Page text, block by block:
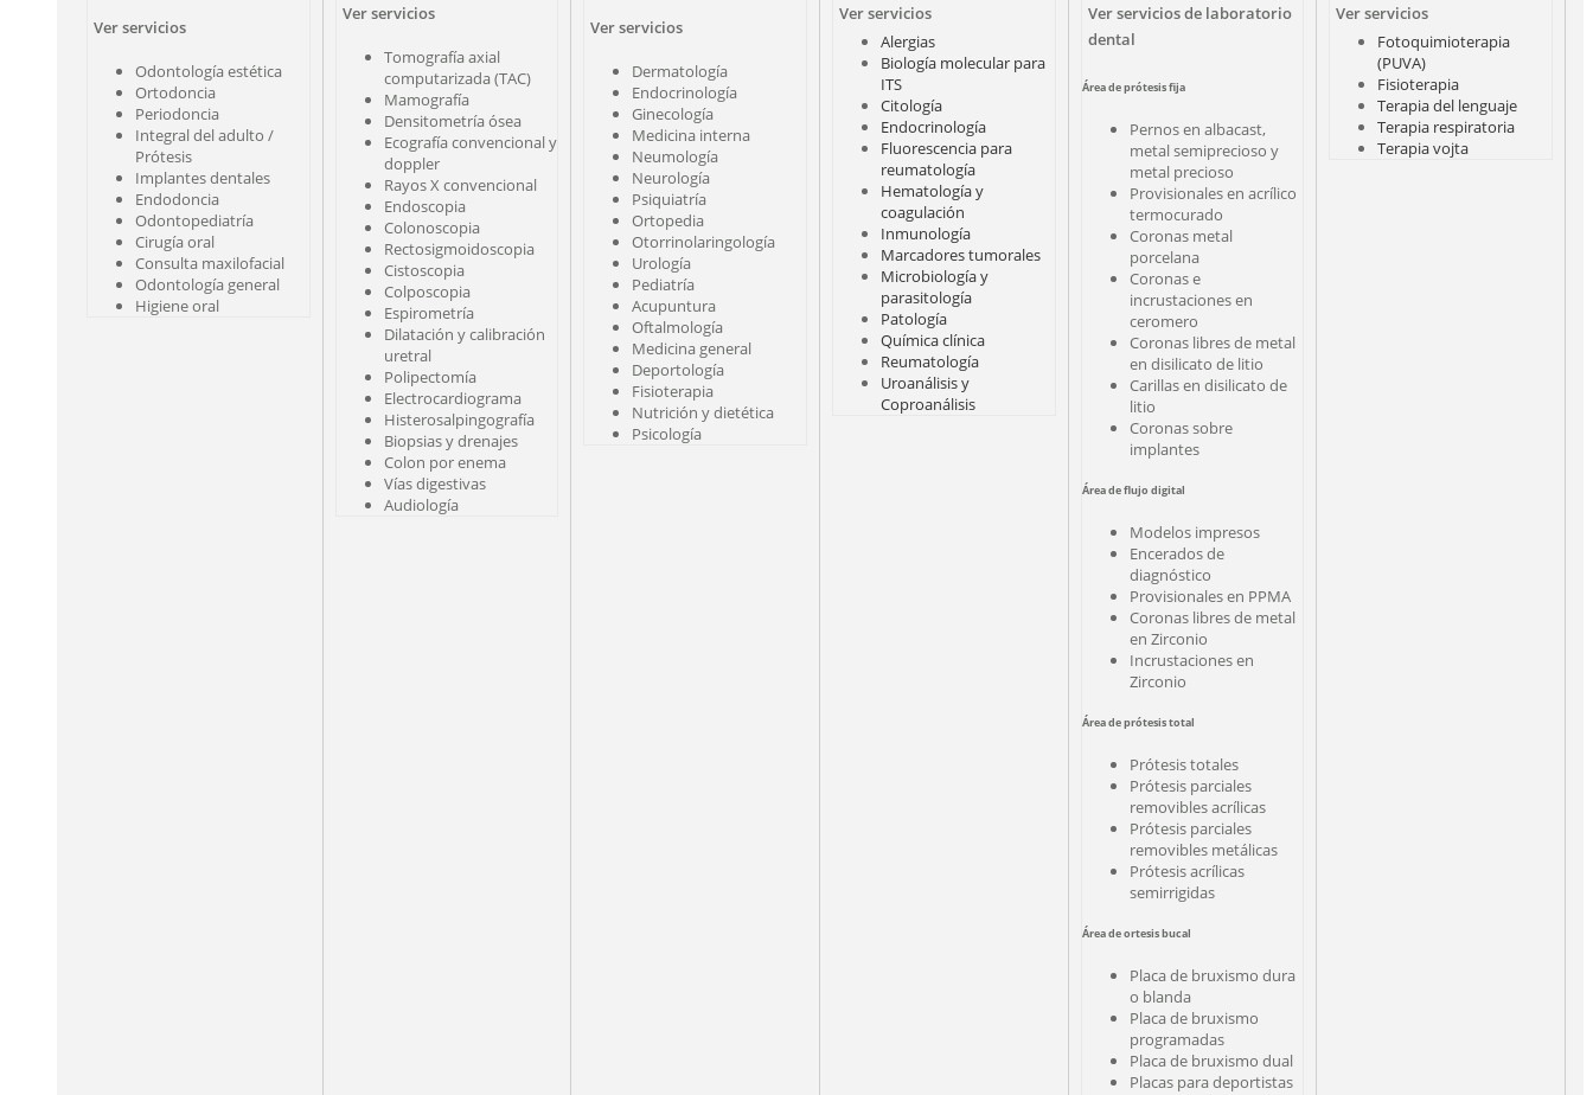
Ver servicios
Odontología estética
Ortodoncia
Periodoncia
Integral del adulto /
Prótesis
Implantes dentales
Endodoncia
Odontopediatría
Cirugía oral
Consulta maxilofacial
Odontología general
Higiene oral
Ver servicios
Tomografía axial
computarizada (TAC)
Mamografía
Densitometría ósea
Ecografía convencional y
doppler
Rayos X convencional
Endoscopia
Colonoscopia
Rectosigmoidoscopia
Cistoscopia
Colposcopia
Espirometría
Dilatación y calibración
uretral
Polipectomía
Electrocardiograma
Histerosalpingografía
Biopsias y drenajes
Colon por enema
Vías digestivas
Audiología
Ver servicios
Dermatología
Endocrinología
Ginecología
Medicina interna
Neumología
Neurología
Psiquiatría
Ortopedia
Otorrinolaringología
Urología
Pediatría
Acupuntura
Oftalmología
Medicina general
Deportología
Fisioterapia
Nutrición y dietética
Psicología
Ver servicios
Alergias
Biología molecular para
ITS
Citología
Endocrinología
Fluorescencia para
reumatología
Hematología y
coagulación
Inmunología
Marcadores tumorales
Microbiología y
parasitología
Patología
Química clínica
Reumatología
Uroanálisis y
Coproanálisis
Ver servicios de laboratorio
dental
Área de prótesis fija
Pernos en albacast,
metal semiprecioso y
metal precioso
Provisionales en acrílico
termocurado
Coronas metal
porcelana
Coronas e
incrustaciones en
ceromero
Coronas libres de metal
en disilicato de litio
Carillas en disilicato de
litio
Coronas sobre
implantes
Área de flujo digital
Modelos impresos
Encerados de
diagnóstico
Provisionales en PPMA
Coronas libres de metal
en Zirconio
Incrustaciones en
Zirconio
Área de prótesis total
Prótesis totales
Prótesis parciales
removibles acrílicas
Prótesis parciales
removibles metálicas
Prótesis acrílicas
semirrigidas
Área de ortesis bucal
Placa de bruxismo dura
o blanda
Placa de bruxismo
programadas
Placa de bruxismo dual
Placas para deportistas
Ver servicios
Fotoquimioterapia
(PUVA)
Fisioterapia
Terapia del lenguaje
Terapia respiratoria
Terapia vojta